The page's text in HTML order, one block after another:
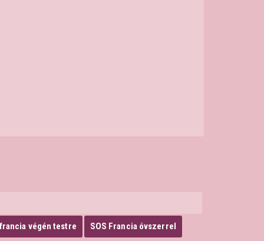
végén testre SOS Francia óvszerrel